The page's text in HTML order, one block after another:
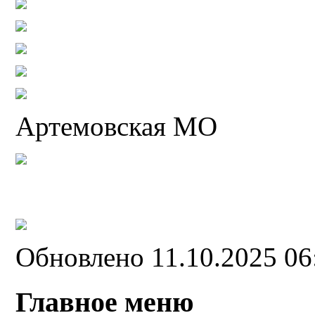
Артемовская МО
Обновлено 11.10.2025
Главное меню